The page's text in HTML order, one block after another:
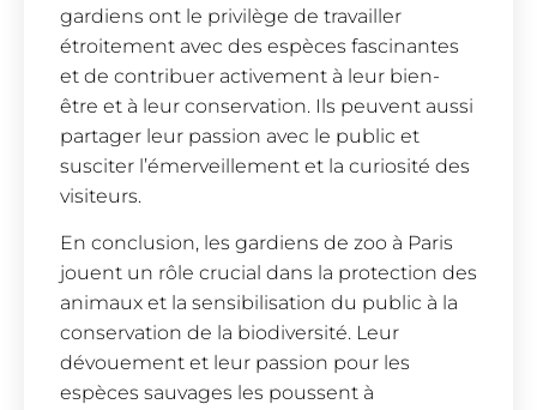
gardiens ont le privilège de travailler
étroitement avec des espèces fascinantes
et de contribuer activement à leur bien-
être et à leur conservation. Ils peuvent aussi
partager leur passion avec le public et
susciter l’émerveillement et la curiosité des
visiteurs.
En conclusion, les gardiens de zoo à Paris
jouent un rôle crucial dans la protection des
animaux et la sensibilisation du public à la
conservation de la biodiversité. Leur
dévouement et leur passion pour les
espèces sauvages les poussent à